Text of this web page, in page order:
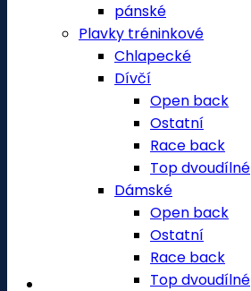
pánské
Plavky tréninkové
Chlapecké
Dívčí
Open back
Ostatní
Race back
Top dvoudílné
Dámské
Open back
Ostatní
Race back
Top dvoudílné